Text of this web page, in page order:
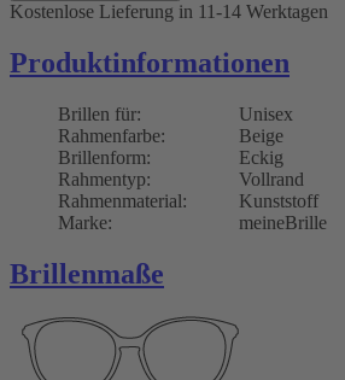
Kostenlose Lieferung in 11-14 Werktagen
Produktinformationen
Brillen für:
Unisex
Rahmenfarbe:
Beige
Brillenform:
Eckig
Rahmentyp:
Vollrand
Rahmenmaterial:
Kunststoff
Marke:
meineBrille
Brillenmaße